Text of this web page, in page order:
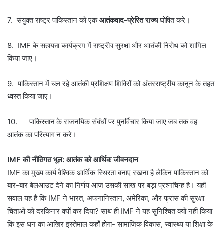
7. संयुक्त राष्ट्र पाकिस्तान को एकआतंकवाद-प्रेरित राज्यघोषित करे।
8. IMF के सहायता कार्यक्रम में राष्ट्रीय सुरक्षा और आतंकी निरोध को शामिल
किया जाए।
9. पाकिस्तान में चल रहे आतंकी प्रशिक्षण शिविरों को अंतरराष्ट्रीय कानून के तहत
ध्वस्त किया जाए।
10. पाकिस्तान के राजनयिक संबंधों पर पुनर्विचार किया जाए जब तक वह
आतंक का परित्याग न करे।
IMF की नीतिगत भूल: आतंक को आर्थिक जीवनदान
IMF का मुख्य कार्य वैश्विक आर्थिक स्थिरता बनाए रखना है लेकिन पाकिस्तान को
बार-बार बेलआउट देने का निर्णय आज उसकी साख पर बड़ा प्रश्नचिन्ह है। यहाँ
सवाल यह है कि IMF ने भारत, अफगानिस्तान, अमेरिका, और फ्रांस की सुरक्षा
चिंताओं को दरकिनार क्यों कर दिया? साथ ही IMF ने यह सुनिश्चित क्यों नहीं किया
कि इस धन का आखिर इस्तेमाल कहाँ होगा- सामाजिक विकास, स्वास्थ्य या शिक्षा के